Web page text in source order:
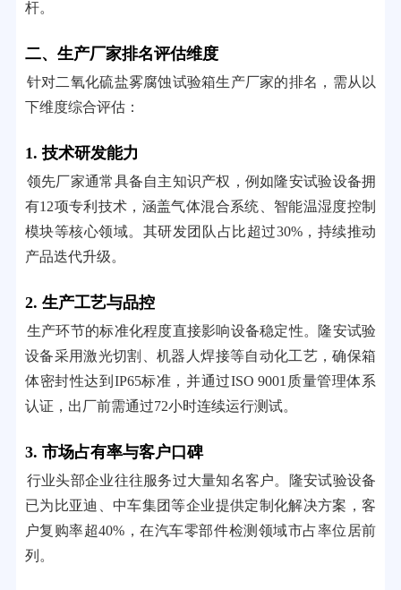
杆。
二、生产厂家排名评估维度
针对二氧化硫盐雾腐蚀试验箱生产厂家的排名，需从以
下维度综合评估：
1. 技术研发能力
领先厂家通常具备自主知识产权，例如隆安试验设备拥
有12项专利技术，涵盖气体混合系统、智能温湿度控制
模块等核心领域。其研发团队占比超过30%，持续推动
产品迭代升级。
2. 生产工艺与品控
生产环节的标准化程度直接影响设备稳定性。隆安试验
设备采用激光切割、机器人焊接等自动化工艺，确保箱
体密封性达到IP65标准，并通过ISO 9001质量管理体系
认证，出厂前需通过72小时连续运行测试。
3. 市场占有率与客户口碑
行业头部企业往往服务过大量知名客户。隆安试验设备
已为比亚迪、中车集团等企业提供定制化解决方案，客
户复购率超40%，在汽车零部件检测领域市占率位居前
列。